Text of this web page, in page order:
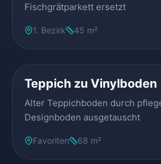
Fischgrätparkett ersetzt
1. Bezirk 45 m²
Teppich zu Vinylboden
Alter Teppichboden durch
Designboden ausgetauscht
Favoriten 68 m²